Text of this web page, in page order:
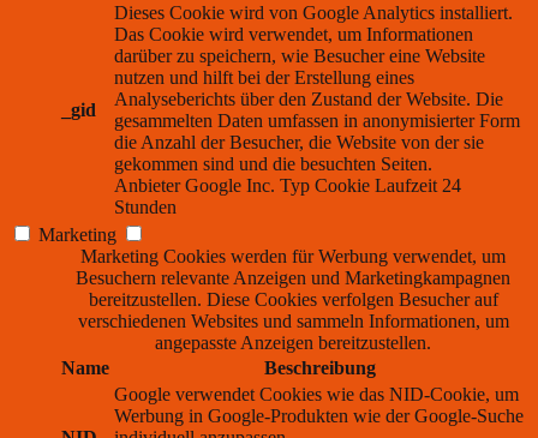
_gid
Dieses Cookie wird von Google Analytics installiert.
Das Cookie wird verwendet, um Informationen
darüber zu speichern, wie Besucher eine Website
nutzen und hilft bei der Erstellung eines
Analyseberichts über den Zustand der Website. Die
gesammelten Daten umfassen in anonymisierter Form
die Anzahl der Besucher, die Website von der sie
gekommen sind und die besuchten Seiten.
Anbieter Google Inc. Typ Cookie Laufzeit 24
Stunden
Marketing
Marketing Cookies werden für Werbung verwendet, um
Besuchern relevante Anzeigen und Marketingkampagnen
bereitzustellen. Diese Cookies verfolgen Besucher auf
verschiedenen Websites und sammeln Informationen, um
angepasste Anzeigen bereitzustellen.
Name
Beschreibung
Google verwendet Cookies wie das NID-Cookie, um
Werbung in Google-Produkten wie der Google-Suche